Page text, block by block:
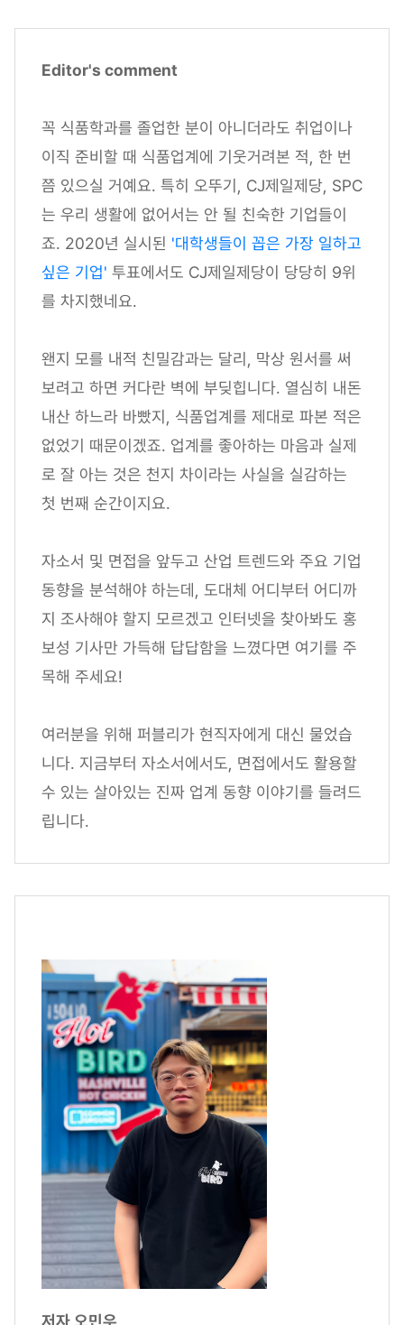
Editor's comment
꼭 식품학과를 졸업한 분이 아니더라도 취업이나
이직 준비할 때 식품업계에 기웃거려본 적, 한 번
쯤 있으실 거예요. 특히 오뚜기, CJ제일제당, SPC
는 우리 생활에 없어서는 안 될 친숙한 기업들이
죠. 2020년 실시된 '대학생들이 꼽은 가장 일하고
싶은 기업' 투표에서도 CJ제일제당이 당당히 9위
를 차지했네요.
왠지 모를 내적 친밀감과는 달리, 막상 원서를 써
보려고 하면 커다란 벽에 부딪힙니다. 열심히 내돈
내산 하느라 바빴지, 식품업계를 제대로 파본 적은
없었기 때문이겠죠. 업계를 좋아하는 마음과 실제
로 잘 아는 것은 천지 차이라는 사실을 실감하는
첫 번째 순간이지요.
자소서 및 면접을 앞두고 산업 트렌드와 주요 기업
동향을 분석해야 하는데, 도대체 어디부터 어디까
지 조사해야 할지 모르겠고 인터넷을 찾아봐도 홍
보성 기사만 가득해 답답함을 느꼈다면 여기를 주
목해 주세요!
여러분을 위해 퍼블리가 현직자에게 대신 물었습
니다. 지금부터 자소서에서도, 면접에서도 활용할
수 있는 살아있는 진짜 업계 동향 이야기를 들려드
립니다.
저자 오민우